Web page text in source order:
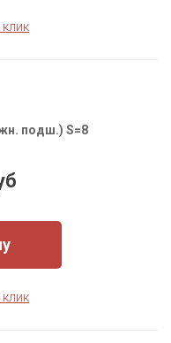
подш.) S=8